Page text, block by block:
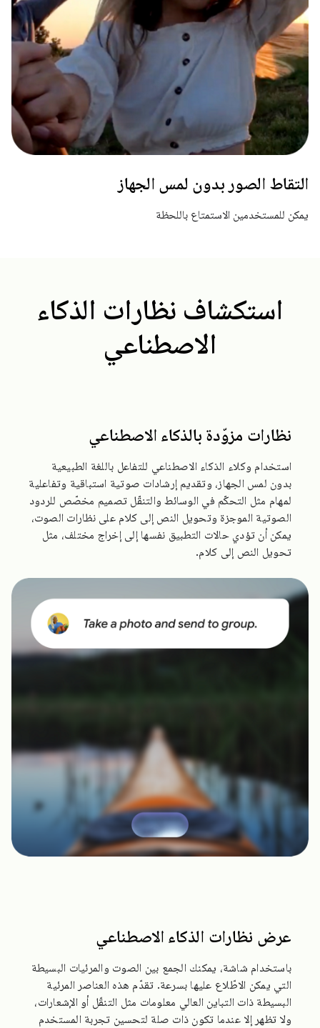
التقاط الصور بدون لمس الجهاز
يمكن للمستخدمين الاستمتاع باللحظة
استكشاف نظارات الذكاء
الاصطناعي
نظارات مزوّدة بالذكاء الاصطناعي
استخدام وكلاء الذكاء الاصطناعي للتفاعل باللغة الطبيعية
بدون لمس الجهاز، وتقديم إرشادات صوتية استباقية وتفاعلية
لمهام مثل التحكّم في الوسائط والتنقّل تصميم مخصّص للردود
الصوتية الموجزة وتحويل النص إلى كلام على نظارات الصوت،
يمكن أن تؤدي حالات التطبيق نفسها إلى إخراج مختلف، مثل
تحويل النص إلى كلام.
عرض نظارات الذكاء الاصطناعي
باستخدام شاشة، يمكنك الجمع بين الصوت والمرئيات البسيطة
التي يمكن الاطّلاع عليها بسرعة. تقدّم هذه العناصر المرئية
البسيطة ذات التباين العالي معلومات مثل التنقّل أو الإشعارات،
ولا تظهر إلا عندما تكون ذات صلة لتحسين تجربة المستخدم